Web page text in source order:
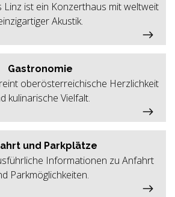
Linz ist ein Konzerthaus mit weltweit
Akustik.
Gastronomie
oberösterreichische Herzlichkeit
kulinarische Vielfalt.
und Parkplätze
Informationen zu Anfahrt
Parkmöglichkeiten.